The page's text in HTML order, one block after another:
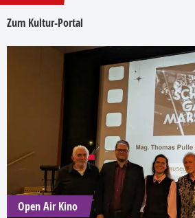
Zum Kultur-Portal
Open Air Kino